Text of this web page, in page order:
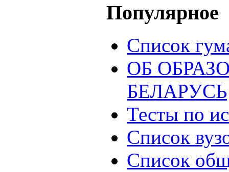
Популярное
Список
ОБ
БЕЛАРУСЬ
Тесты по
Список
Список